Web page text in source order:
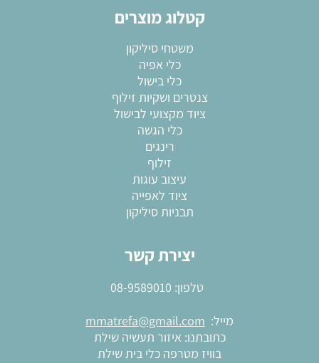
קטלוג מוצרים
משטחי סיליקון
כלי אפיה
כלי בישול
צנטרים ושקיות זילוף
ציוד מקצועי לבישול
כלי הגשה
רינגים
זילוף
עיצוב עוגות
ציוד לאפייה
תבניות סיליקון
יצירת קשר
טלפון: 08-9589010
מייל: mmatrefa@gmail.com
כתובתנו: איזור תעשיה שילת
בוויז מטרפה כלי בית שילת